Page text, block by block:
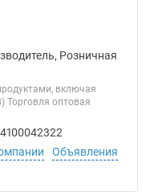
Розничная
включая
Торговля оптовая
Объявления